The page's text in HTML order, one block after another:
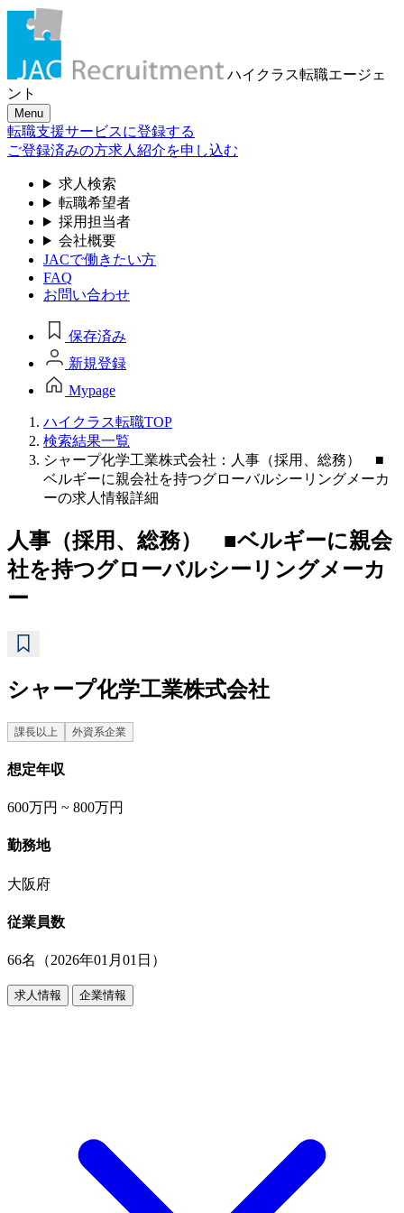
ハイクラス転職エージェ
ント
Menu
転職支援サービスに登録する
ご登録済みの方求人紹介を申し込む
求人検索
転職希望者
採用担当者
会社概要
JACで働きたい方
FAQ
お問い合わせ
保存済み
新規登録
Mypage
ハイクラス転職TOP
検索結果一覧
シャープ化学工業株式会社：人事（採用、総務） ■
ベルギーに親会社を持つグローバルシーリングメーカ
ーの求人情報詳細
人事（採用、総務） ■ベルギーに親会
社を持つグローバルシーリングメーカ
ー
シャープ化学工業株式会社
課長以上 外資系企業
想定年収
600万円 ~ 800万円
勤務地
大阪府
従業員数
66名（2026年01月01日）
求人情報 企業情報